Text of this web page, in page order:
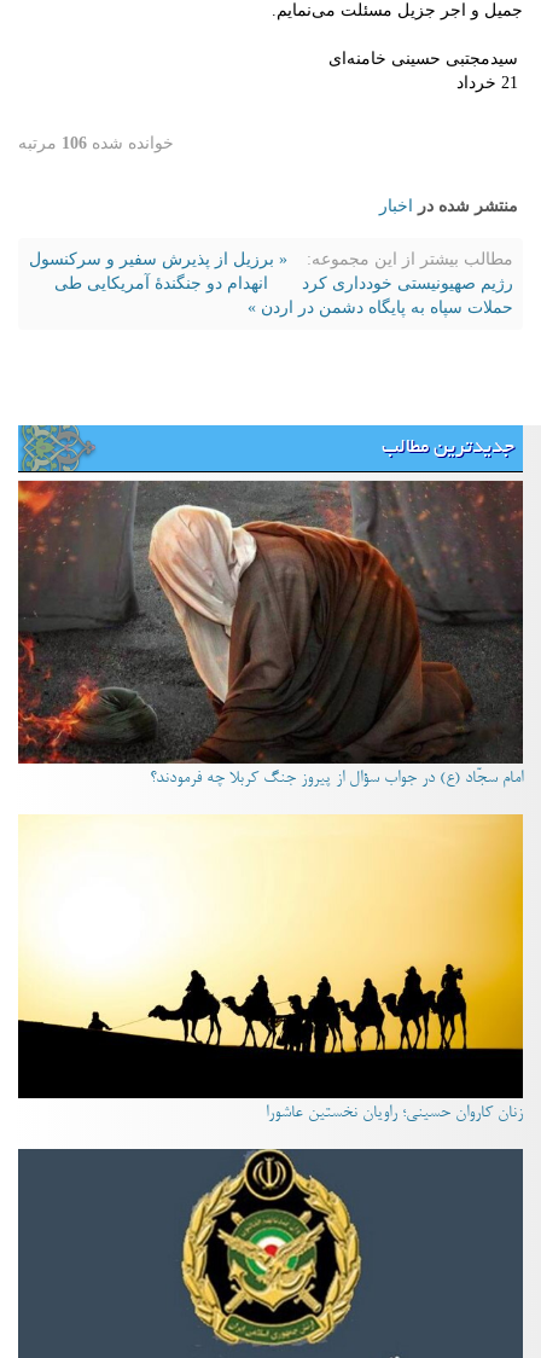
جمیل و اجر جزیل مسئلت می‌نمایم.
سیدمجتبی حسینی خامنه‌ای
خوانده شده 106 مرتبه
منتشر شده در اخبار
مطالب بیشتر از این مجموعه:
« برزیل از پذیرش سفیر و سرکنسول
رژیم صهیونیستی خودداری کرد
انهدام دو جنگندهٔ آمریکایی طی
حملات سپاه به پایگاه دشمن در اردن »
جدیدترین مطالب
امام سجّاد (ع) در جواب سؤال از پیروز جنگ کربلا چه فرمودند؟
زنان کاروان حسینی؛ راویان نخستین عاشورا